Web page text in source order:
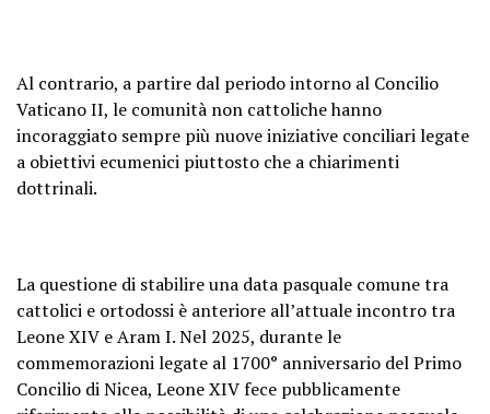
Al contrario, a partire dal periodo intorno al Concilio
Vaticano II, le comunità non cattoliche hanno
incoraggiato sempre più nuove iniziative conciliari legate
a obiettivi ecumenici piuttosto che a chiarimenti
dottrinali.
La questione di stabilire una data pasquale comune tra
cattolici e ortodossi è anteriore all’attuale incontro tra
Leone XIV e Aram I. Nel 2025, durante le
commemorazioni legate al 1700° anniversario del Primo
Concilio di Nicea, Leone XIV fece pubblicamente